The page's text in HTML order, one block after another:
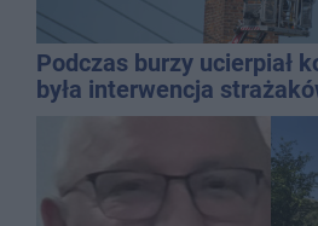
Podczas burzy ucierpiał
była interwencja